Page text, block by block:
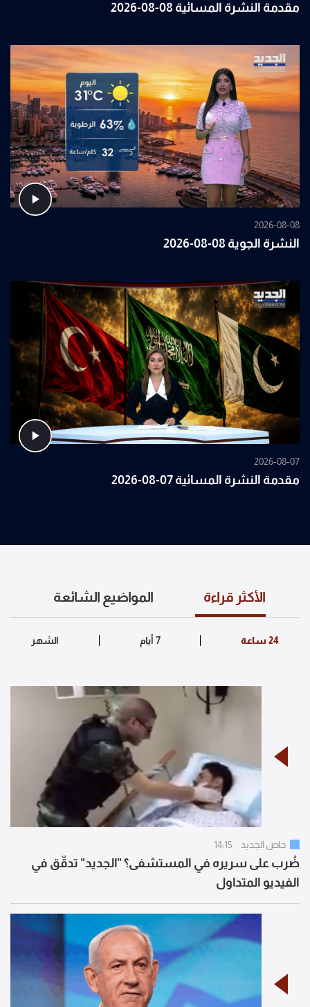
مقدمة النشرة المسائية 08-08-2026
2026-08-08
النشرة الجوية 08-08-2026
2026-08-07
مقدمة النشرة المسائية 07-08-2026
الأكثر قراءة المواضيع الشائعة
خاص الجديد 14:15
ضُرب على سريره في المستشفى؟ "الجديد" تدقّق في
الفيديو المتداول